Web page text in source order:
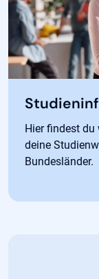
Hier findest
deine
Bundesländer.